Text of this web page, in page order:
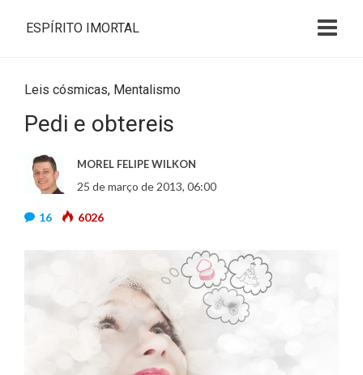
ESPÍRITO IMORTAL
Leis cósmicas, Mentalismo
Pedi e obtereis
MOREL FELIPE WILKON
25 de março de 2013, 06:00
16 6026